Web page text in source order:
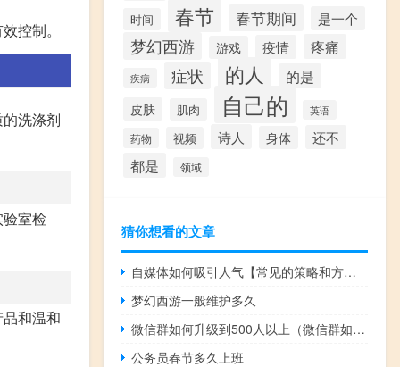
控制。
洗涤剂
室检
和温和
时间 春节 春节期间 是一个
梦幻西游 游戏 疫情 疼痛
疾病 症状 的人 的是
皮肤 肌肉 自己的 英语
药物 视频 诗人 身体 还不
都是 领域
猜你想看的文章
自媒体如何吸引人气【常见的策略和方法提高吸引力】
梦幻西游一般维护多久
微信群如何升级到500人以上（微信群如何升级到500人）
公务员春节多久上班